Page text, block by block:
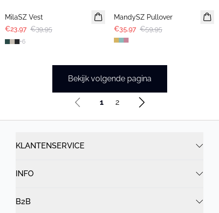
MilaSZ Vest
€23,97 €39,95
+6
MandySZ Pullover
€35,97 €59,95
Bekijk volgende pagina
1 2
KLANTENSERVICE
INFO
B2B